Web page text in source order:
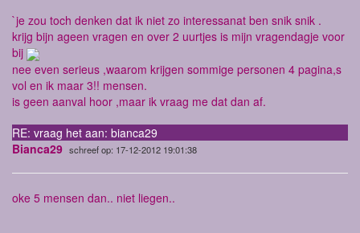
`je zou toch denken dat ik niet zo interessanat ben snik snik .
krijg bijn ageen vragen en over 2 uurtjes is mijn vragendagje voor
bij
nee even serieus ,waarom krijgen sommige personen 4 pagina,s
vol en ik maar 3!! mensen.
is geen aanval hoor ,maar ik vraag me dat dan af.
RE: vraag het aan: bianca29
Bianca29 schreef op: 17-12-2012 19:01:38
oke 5 mensen dan.. niet liegen..